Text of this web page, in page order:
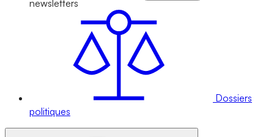
newsletters
Dossiers
politiques